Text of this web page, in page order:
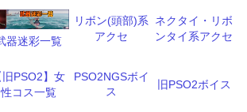
器迷彩一覧
リボン(頭部)系
アクセ
ネクタイ・リボ
ンタイ系アクセ
旧PSO2】女
性コス一覧
PSO2NGSボイ
ス
旧PSO2ボイス